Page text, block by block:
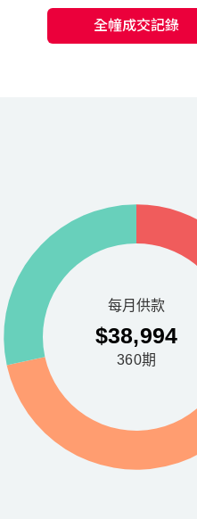
全幢成交記錄